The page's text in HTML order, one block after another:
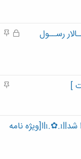
ق
م
رســول
م
]
llı.✿.ıllاسرچشمه فیض سرمدی پیدا شدlı.✿.ıllا[ویژه نامه